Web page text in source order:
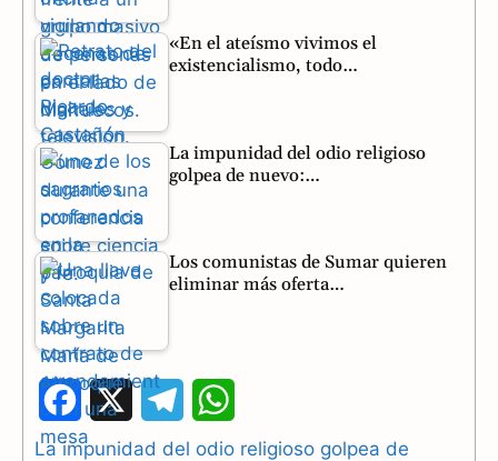
«En el ateísmo vivimos el
existencialismo, todo…
La impunidad del odio religioso
golpea de nuevo:…
Los comunistas de Sumar quieren
eliminar más oferta…
F
a
e
h
La impunidad del odio religioso golpea de